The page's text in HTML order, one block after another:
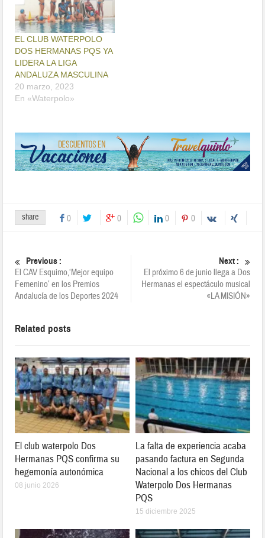
EL CLUB WATERPOLO
DOS HERMANAS PQS YA
LIDERA LA LIGA
ANDALUZA MASCULINA
20 marzo, 2023
En «Waterpolo»
share 0 0 0 0
Previous :
El CAV Esquimo,‘Mejor equipo
Femenino’ en los Premios
Andalucía de los Deportes 2024
Next :
El próximo 6 de junio llega a Dos
Hermanas el espectáculo musical
«LA MISIÓN»
Related posts
El club waterpolo Dos
Hermanas PQS confirma su
hegemonía autonómica
08 junio 2026
La falta de experiencia acaba
pasando factura en Segunda
Nacional a los chicos del Club
Waterpolo Dos Hermanas
PQS
15 diciembre 2025